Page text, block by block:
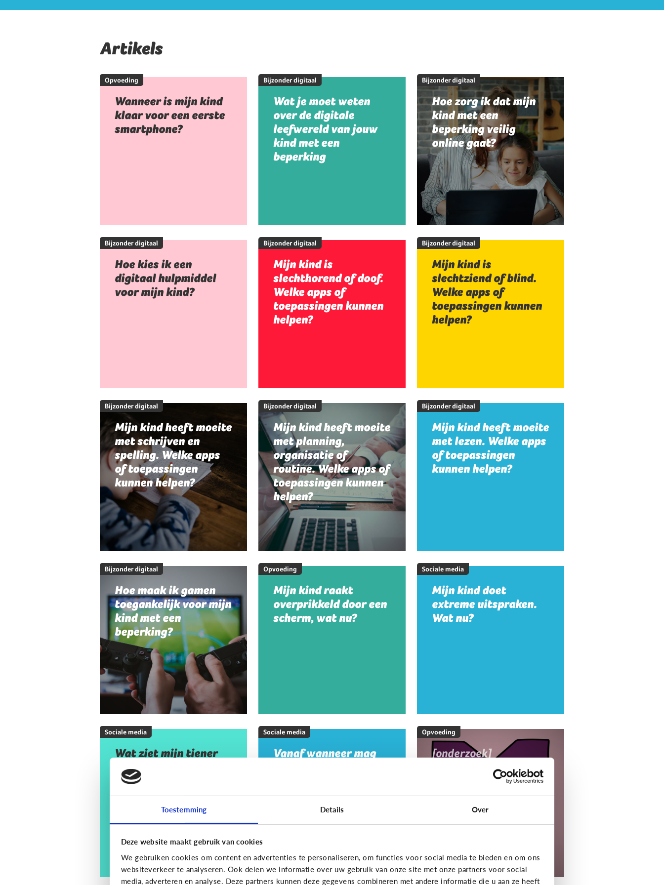
Toestemming Details Over
Deze website maakt gebruik van cookies
We gebruiken cookies om content en advertenties te personaliseren, om functies voor social media te bieden en om ons
websiteverkeer te analyseren. Ook delen we informatie over uw gebruik van onze site met onze partners voor social
media, adverteren en analyse. Deze partners kunnen deze gegevens combineren met andere informatie die u aan ze heeft
Artikels
Opvoeding
Wanneer is mijn kind
klaar voor een eerste
smartphone?
Bijzonder digitaal
Wat je moet weten
over de digitale
leefwereld van jouw
kind met een
beperking
Bijzonder digitaal
Hoe zorg ik dat mijn
kind met een
beperking veilig
online gaat?
Bijzonder digitaal
Hoe kies ik een
digitaal hulpmiddel
voor mijn kind?
Bijzonder digitaal
Mijn kind is
slechthorend of doof.
Welke apps of
toepassingen kunnen
helpen?
Bijzonder digitaal
Mijn kind is
slechtziend of blind.
Welke apps of
toepassingen kunnen
helpen?
Bijzonder digitaal
Mijn kind heeft moeite
met schrijven en
spelling. Welke apps
of toepassingen
kunnen helpen?
Bijzonder digitaal
Mijn kind heeft moeite
met planning,
organisatie of
routine. Welke apps of
toepassingen kunnen
helpen?
Bijzonder digitaal
Mijn kind heeft moeite
met lezen. Welke apps
of toepassingen
kunnen helpen?
Bijzonder digitaal
Hoe maak ik gamen
toegankelijk voor mijn
kind met een
beperking?
Opvoeding
Mijn kind raakt
overprikkeld door een
scherm, wat nu?
Sociale media
Mijn kind doet
extreme uitspraken.
Wat nu?
Sociale media
Wat ziet mijn tiener
op sociale media? En
moet ik mij daar
zorgen om maken?
Sociale media
Vanaf wanneer mag
Opvoeding
[onderzoek]
MediaNest Cijfers
2025 - Kom alles te
weten over het
mediagebruik en de
mediaopvoeding in
Ontdek het onderzoek!